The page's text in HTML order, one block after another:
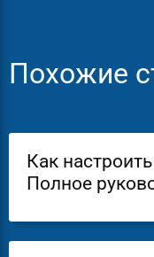
Похожие
Как
Полное